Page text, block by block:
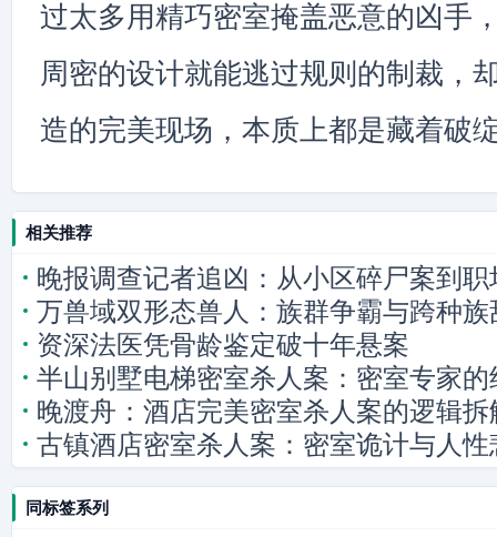
过太多用精巧密室掩盖恶意的凶手
周密的设计就能逃过规则的制裁，
造的完美现场，本质上都是藏着破
相关推荐
晚报调查记者追凶：从小区碎尸案到
万兽域双形态兽人：族群争霸与跨种族
资深法医凭骨龄鉴定破十年悬案
半山别墅电梯密室杀人案：密室专家的
晚渡舟：酒店完美密室杀人案的逻辑拆
古镇酒店密室杀人案：密室诡计与人性
同标签系列